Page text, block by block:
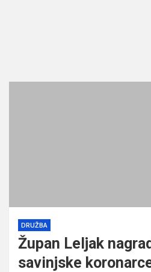
DRUŽBA
Župan Leljak
savinjske